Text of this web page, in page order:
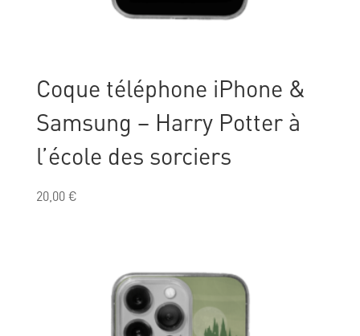
Coque téléphone iPhone &
Samsung – Harry Potter à
l’école des sorciers
20,00€